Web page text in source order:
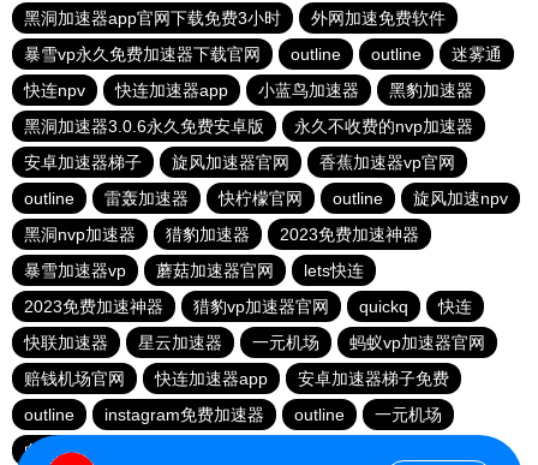
黑洞加速器app官网下载免费3小时
外网加速免费软件
暴雪vp永久免费加速器下载官网
outline outline
迷雾通
快连npv
快连加速器app 小蓝鸟加速器
黑豹加速器
黑洞加速器3.0.6永久免费安卓版
永久不收费的nvp加速器
安卓加速器梯子
旋风加速器官网
香蕉加速器vp官网
outline
雷轰加速器 快柠檬官网 outline
旋风加速npv
黑洞nvp加速器
猎豹加速器
2023免费加速神器
暴雪加速器vp
蘑菇加速器官网
lets快连
2023免费加速神器
猎豹vp加速器官网 quickq
快连
快联加速器
星云加速器 一元机场
蚂蚁vp加速器官网
赔钱机场官网
快连加速器app
安卓加速器梯子免费
outline
instagram免费加速器 outline
一元机场
白鲸加速官方正版